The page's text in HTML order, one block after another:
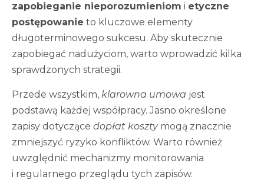
zapobieganie nieporozumieniom i etyczne
postępowanie to kluczowe elementy
długoterminowego sukcesu. Aby skutecznie
zapobiegać nadużyciom, warto wprowadzić kilka
sprawdzonych strategii.
Przede wszystkim, klarowna umowa jest
podstawą każdej współpracy. Jasno określone
zapisy dotyczące dopłat kosztymogą znacznie
zmniejszyć ryzyko konfliktów. Warto również
uwzględnić mechanizmy monitorowania
i regularnego przeglądu tych zapisów.